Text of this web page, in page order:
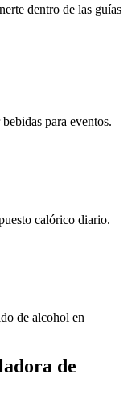
dentro de las guías
para eventos.
calórico diario.
de alcohol en
de